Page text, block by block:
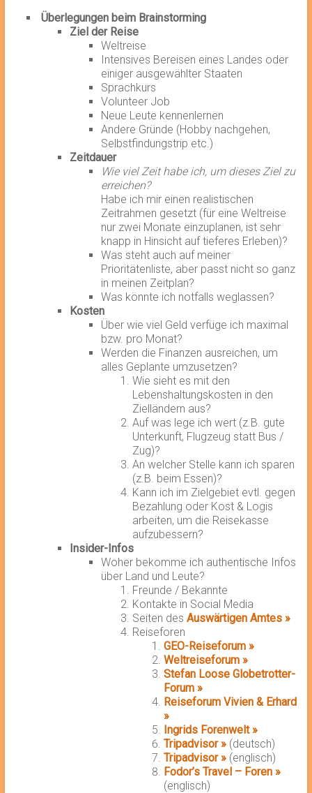
Überlegungen beim Brainstorming
Ziel der Reise
Weltreise
Intensives Bereisen eines Landes oder
einiger ausgewählter Staaten
Sprachkurs
Volunteer Job
Neue Leute kennenlernen
Andere Gründe (Hobby nachgehen,
Selbstfindungstrip etc.)
Zeitdauer
Wie viel Zeit habe ich, um dieses Ziel zu
erreichen?
Habe ich mir einen realistischen
Zeitrahmen gesetzt (für eine Weltreise
nur zwei Monate einzuplanen, ist sehr
knapp in Hinsicht auf tieferes Erleben)?
Was steht auch auf meiner
Prioritätenliste, aber passt nicht so ganz
in meinen Zeitplan?
Was könnte ich notfalls weglassen?
Kosten
Über wie viel Geld verfüge ich maximal
bzw. pro Monat?
Werden die Finanzen ausreichen, um
alles Geplante umzusetzen?
Wie sieht es mit den
Lebenshaltungskosten in den
Zielländern aus?
Auf was lege ich wert (z.B. gute
Unterkunft, Flugzeug statt Bus /
Zug)?
An welcher Stelle kann ich sparen
(z.B. beim Essen)?
Kann ich im Zielgebiet evtl. gegen
Bezahlung oder Kost & Logis
arbeiten, um die Reisekasse
aufzubessern?
Insider-Infos
Woher bekomme ich authentische Infos
über Land und Leute?
Freunde / Bekannte
Kontakte in Social Media
Seiten des Auswärtigen Amtes »
Reiseforen
GEO-Reiseforum »
Weltreiseforum »
Stefan Loose Globetrotter-
Forum »
Reiseforum Vivien & Erhard
»
Ingrids Forenwelt »
Tripadvisor » (deutsch)
Tripadvisor »(englisch)
Fodor’s Travel – Foren »
(englisch)